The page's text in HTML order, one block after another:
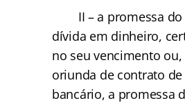
II – a promessa do
dívida em dinheiro,
no seu vencimento
oriunda de contrato
bancário, a promessa